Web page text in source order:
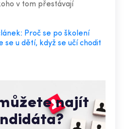
v tom přestávají
Proč se po školení
se u dětí, když se učí chodit
najít